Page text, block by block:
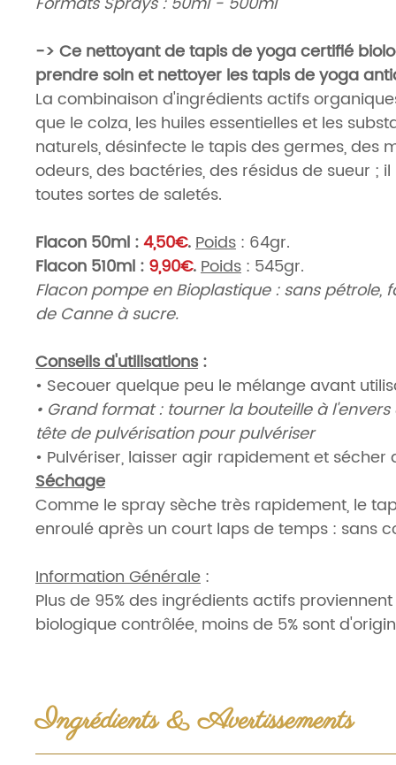
-> Ce nettoyant de tapis de yoga certifié
prendre soin et nettoyer les tapis de yoga
La combinaison d'ingrédients actifs
que le colza, les huiles essentielles et les
naturels, désinfecte le tapis des germes, des
odeurs, des bactéries, des résidus de sueur ;
toutes sortes de saletés.
Flacon 50ml :4,50€.Poids : 64gr.
Flacon 510ml : 9,90€.Poids : 545gr.
Flacon pompe en Bioplastique : sans pétrole,
de Canne à sucre.
Conseils d'utilisations :
• Secouer quelque peu le mélange avant
• Grand format : tourner la bouteille à
tête de pulvérisation pour pulvériser
• Pulvériser, laisser agir rapidement et sécher
Séchage
Comme le spray sèche très rapidement, le
enroulé après un court laps de temps : sans
Information Générale :
Plus de 95% des ingrédients actifs
biologique contrôlée, moins de 5% sont
Origine: Ethique et bienfaisante ; Autriche.
Ingrédients & Avertissements